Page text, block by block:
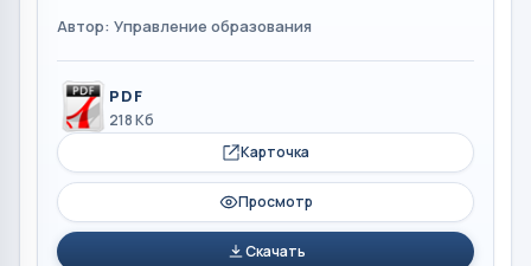
Автор: Управление образования
PDF
218 Кб
Карточка
Просмотр
Скачать